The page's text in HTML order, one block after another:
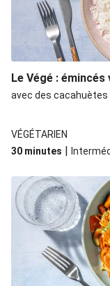
Le Végé :
avec des cacahuètes
VÉGÉTARIEN
30 minutes |